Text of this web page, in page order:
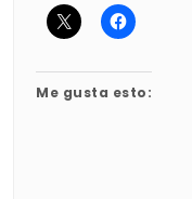
Me gusta esto: